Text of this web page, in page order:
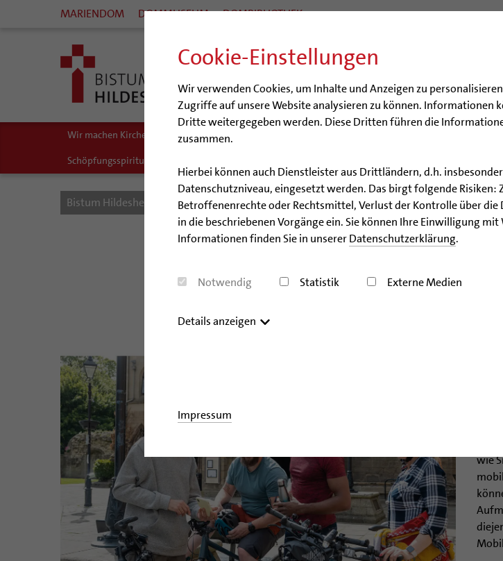
Cookie-Einstellungen
Wir verwenden Cookies, um Inhalte und Anzeigen zu
Zugriffe auf unsere Website analysieren zu können. Informationen
Dritte weitergegeben werden. Diese Dritten führen die
zusammen.
Hierbei können auch Dienstleister aus Drittländern, d.h.
Datenschutzniveau, eingesetzt werden. Das birgt folgende
Betroffenenrechte oder Rechtsmittel, Verlust der Kontrolle über
in die beschriebenen Vorgänge ein. Sie können Ihre Einwilligung
Informationen finden Sie in unsererDatenschutzerklärung.
Notwendig Statistik Externe Medien
Details anzeigen
Impressum
MARIENDOM DOMMUSEUM DOMBIBLIOTHEK
BISTUM
Wir machen Kirche - schöpfungsgerecht
Schöpfungsspiritualität
Bistum Hildesheim Kirche & Gesellschaft Schöpfungsgerecht 2035 Nachhaltige
Nachhaltige
Praxisideen
Wir
wie